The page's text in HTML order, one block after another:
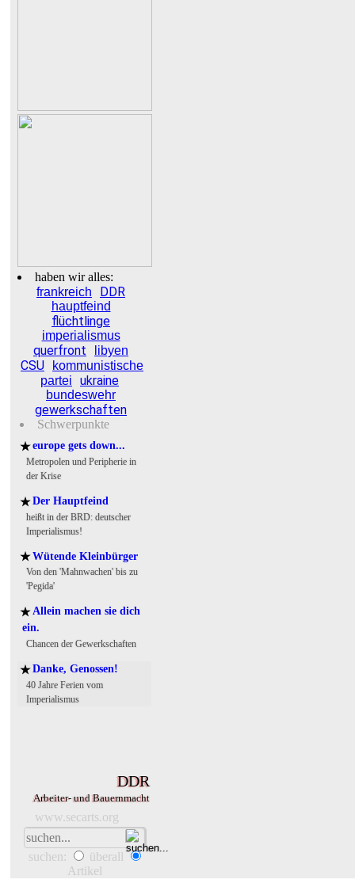
haben wir alles:
frankreich
DDR
hauptfeind
flüchtlinge
imperialismus
querfront libyen
CSU
kommunistische
partei
ukraine
bundeswehr
gewerkschaften
Schwerpunkte
★ europe gets down...
Metropolen und Peripherie in
der Krise
★ Der Hauptfeind
heißt in der BRD: deutscher
Imperialismus!
★ Wütende Kleinbürger
Von den 'Mahnwachen' bis zu
'Pegida'
★ Allein machen sie dich
ein.
Chancen der Gewerkschaften
★ Danke, Genossen!
40 Jahre Ferien vom
Imperialismus
DDR
Arbeiter- und Bauernmacht
www.secarts.org
suchen:
überall
Artikel